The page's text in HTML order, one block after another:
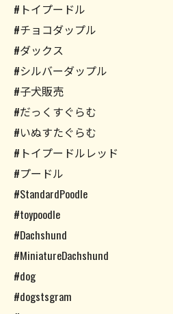
#トイプードル
#チョコダップル
#ダックス
#シルバーダップル
#子犬販売
#だっくすぐらむ
#いぬすたぐらむ
#トイプードルレッド
#プードル
#StandardPoodle
#toypoodle
#Dachshund
#MiniatureDachshund
#dog
#dogstsgram